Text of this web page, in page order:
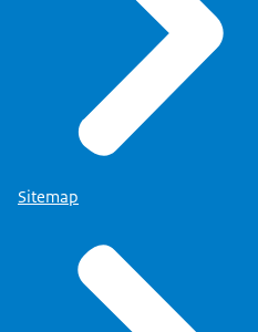
Sitemap